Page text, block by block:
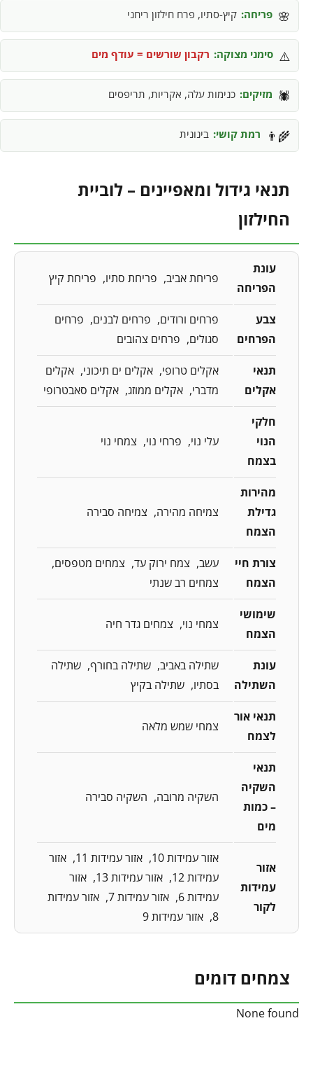
🌸 פריחה: קיץ-סתיו, פרח חילזון ריחני
⚠️ סימני מצוקה: רקבון שורשים = עודף מים
🕷️ מזיקים: כנימות עלה, אקריות, תריפסים
👨‍🌾 רמת קושי: בינונית
תנאי גידול ומאפיינים – לוביית
החילזון
עונת
הפריחה
פריחת אביב פריחת סתיו פריחת קיץ
צבע
הפרחים
פרחים ורודים פרחים לבנים
פרחים
סגולים
פרחים צהובים
תנאי
אקלים
אקלים טרופי אקלים ים תיכוני
אקלים
מדברי
אקלים ממוזג אקלים סאבטרופי
חלקי
הנוי
בצמח
עלי נוי פרחי נוי צמחי נוי
מהירות
גדילת
הצמח
צמיחה מהירה צמיחה סבירה
צורת חיי
הצמח
עשב צמח ירוק עד
צמחים מטפסים
צמחים רב שנתי
שימושי
הצמח
צמחי נוי צמחים גדר חיה
עונת
השתילה
שתילה באביב שתילה בחורף שתילה
בסתיו
שתילה בקיץ
תנאי אור
לצמח
צמחי שמש מלאה
תנאי
השקיה
– כמות
מים
השקיה מרובה השקיה סבירה
אזור
עמידות
לקור
אזור עמידות 10 אזור עמידות 11
אזור
עמידות 12
אזור עמידות 13
אזור
עמידות 6
אזור עמידות 7
אזור עמידות
8 אזור עמידות 9
צמחים דומים
None found